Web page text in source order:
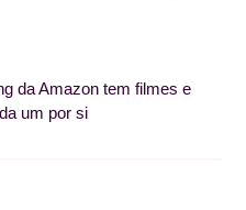
da Amazon tem filmes e
um por si